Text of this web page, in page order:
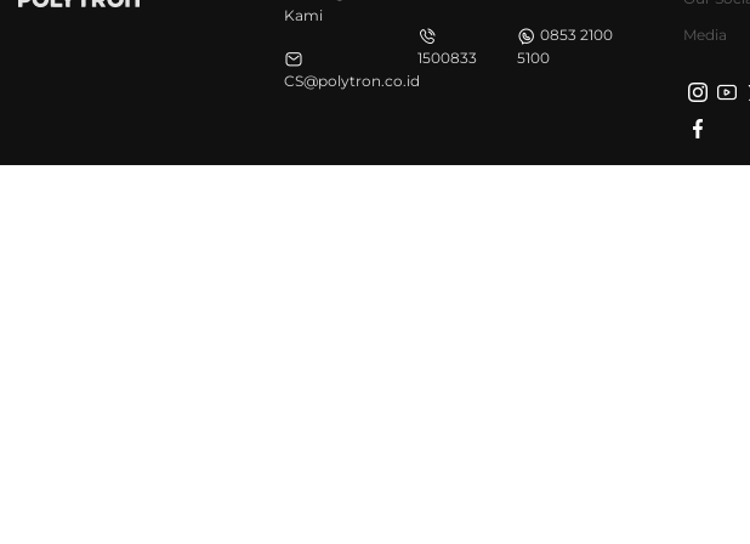
Kami
CS@polytron.co.id
1500833
0853 2100
5100
Media